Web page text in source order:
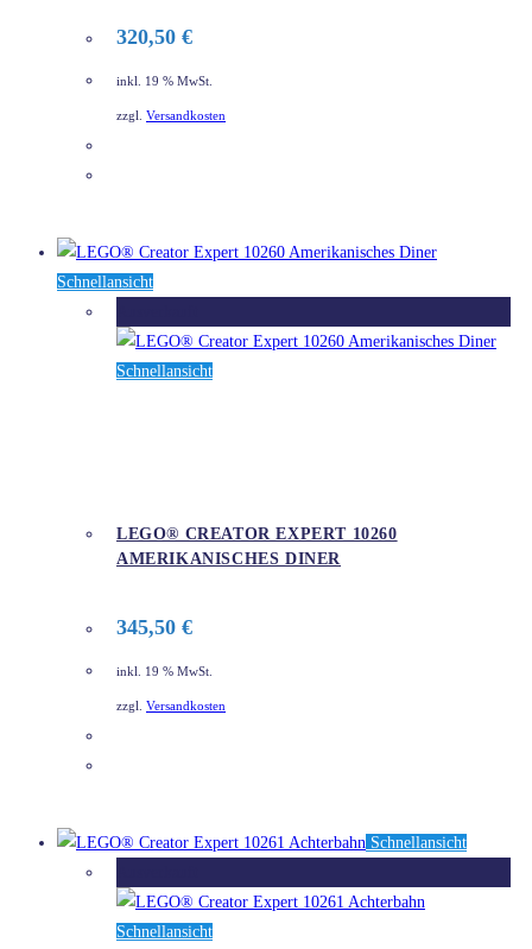
320,50 €
inkl. 19 % MwSt.
zzgl. Versandkosten
Schnellansicht
Schnellansicht
LEGO® CREATOR EXPERT 10260
AMERIKANISCHES DINER
345,50 €
inkl. 19 % MwSt.
zzgl. Versandkosten
Schnellansicht
Schnellansicht